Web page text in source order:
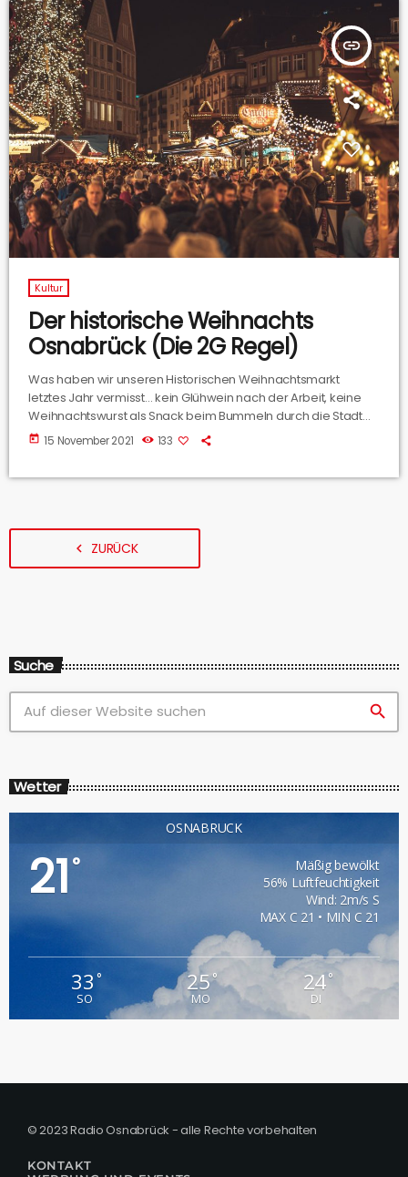
insert_link
Kultur
Der historische Weihnachts
Osnabrück (Die 2G Regel)
Was haben wir unseren Historischen Weihnachtsmarkt
letztes Jahr vermisst… kein Glühwein nach der Arbeit, keine
Weihnachtswurst als Snack beim Bummeln durch die Stadt
und kaum weihnachtliche Stimmung… das war schlimm, aber
today 15 November 2021 133
navigate_before ZURÜCK
Suche
search
Wetter
OSNABRÜCK
21 °
Mäßig bewölkt
56% Luftfeuchtigkeit
Wind: 2m/s S
MAX C 21 • MIN C 21
33 °
SO
25°
MO
24°
DI
© 2023 Radio Osnabrück - alle Rechte vorbehalten
KONTAKT